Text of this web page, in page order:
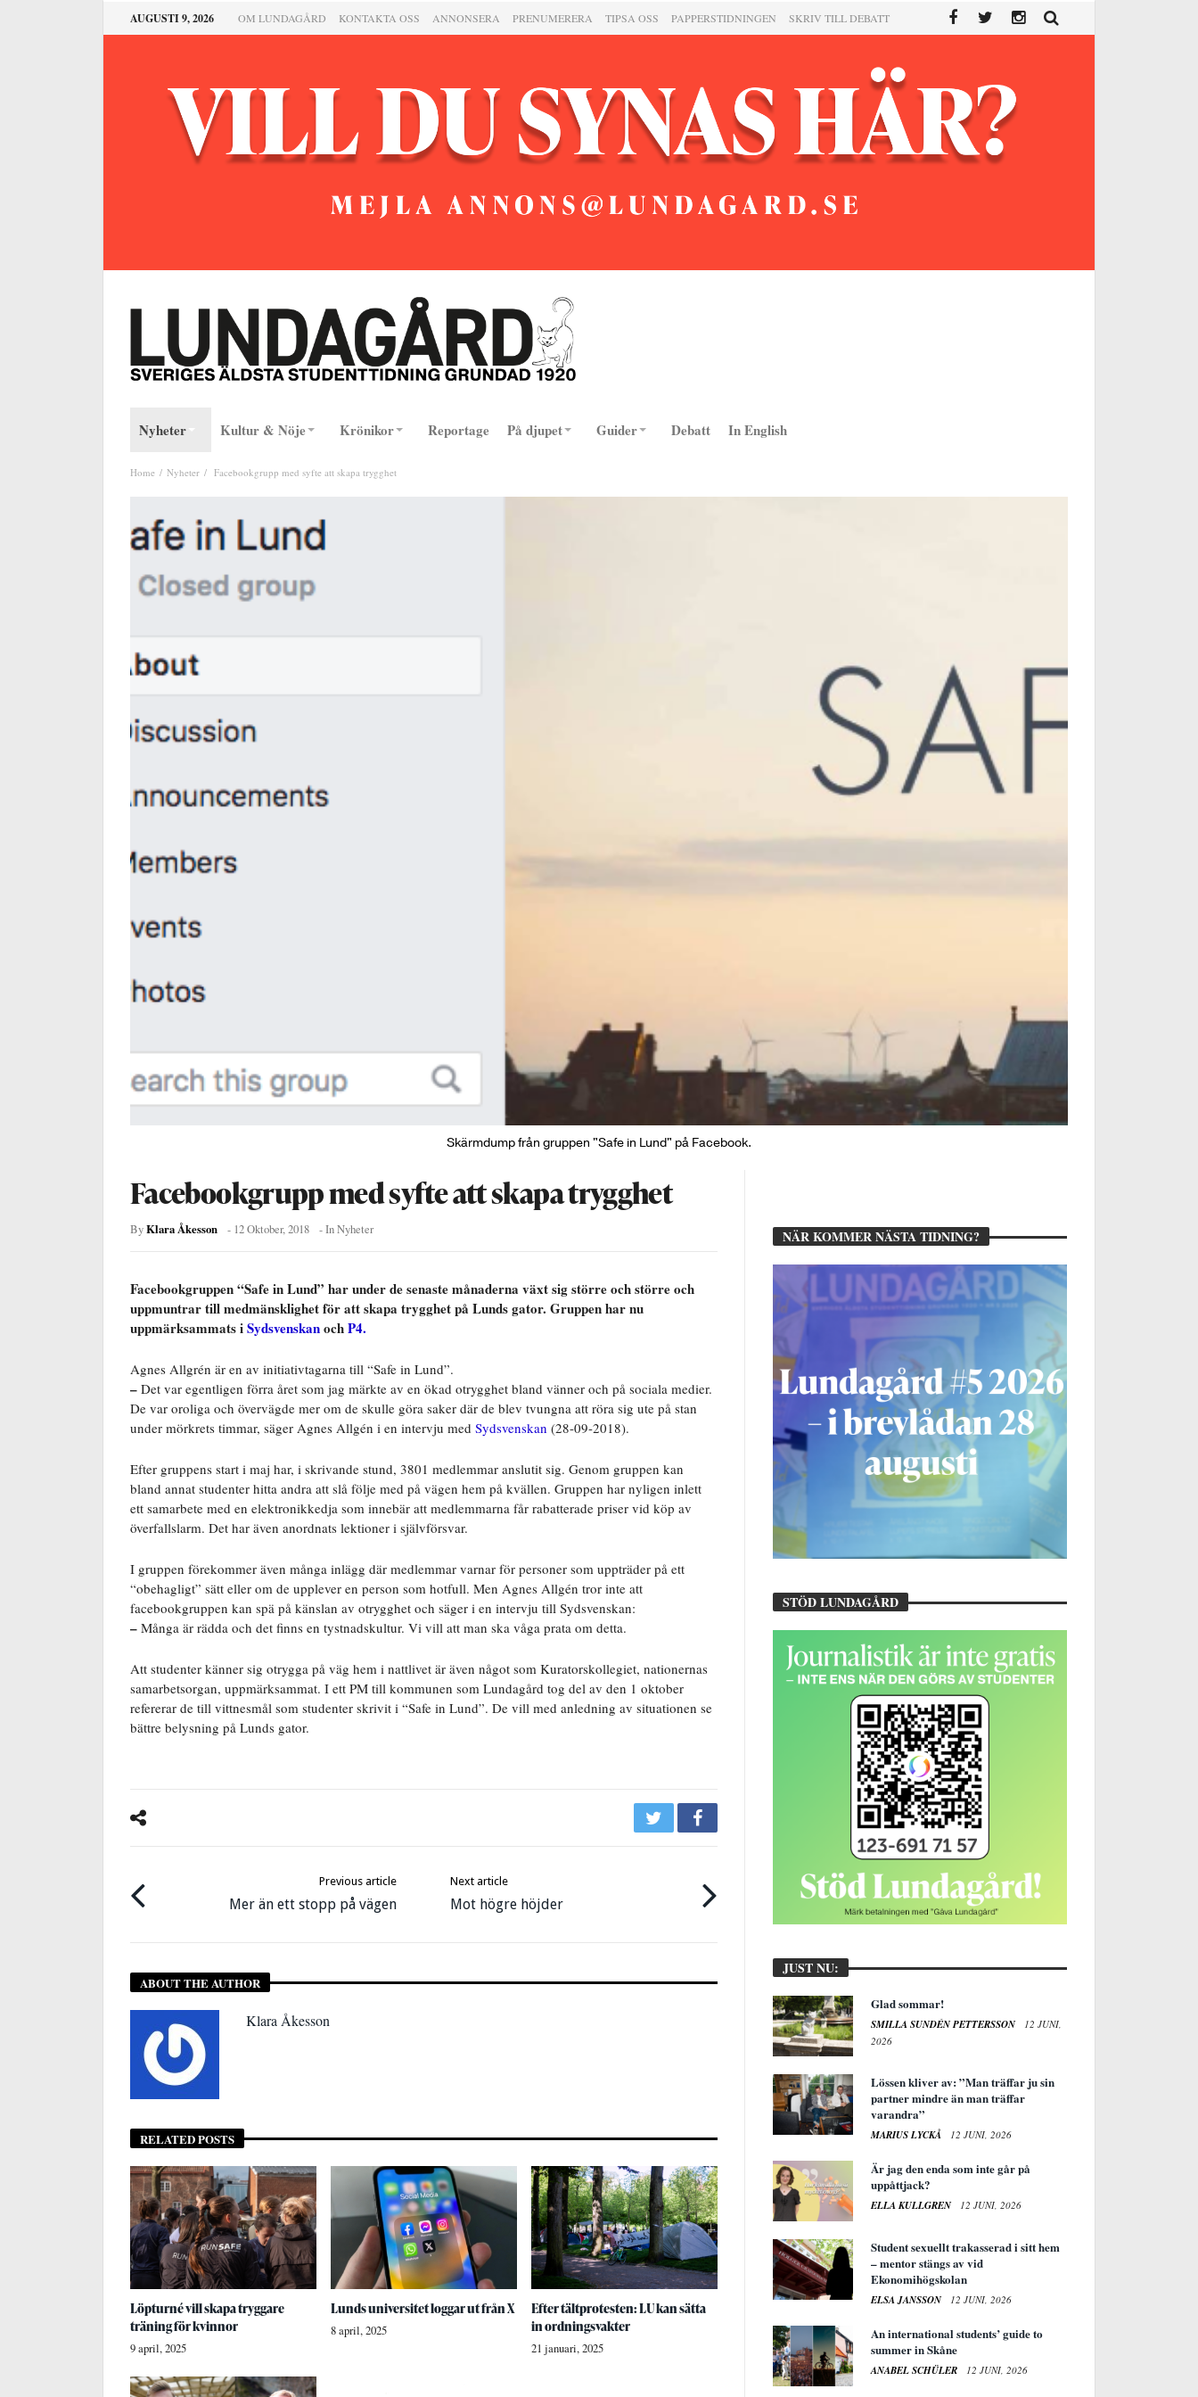
AUGUSTI 9, 2026 OM LUNDAGÅRD KONTAKTA OSS ANNONSERA PRENUMERERA TIPSA OSS PAPPERSTIDNINGEN SKRIV TILL DEBATT
Nyheter Kultur & Nöje Krönikor Reportage På djupet Guider Debatt In English
Home Nyheter Facebookgrupp med syfte att skapa trygghet
Skärmdump från gruppen "Safe in Lund" på Facebook.
Facebookgrupp med syfte att skapa trygghet
ByKlara Åkesson - 12 Oktober, 2018 - InNyheter
Facebookgruppen “Safe in Lund” har under de senaste månaderna växt sig större och större och
uppmuntrar till medmänsklighet för att skapa trygghet på Lunds gator. Gruppen har nu
uppmärksammats iSydsvenskanochP4.
Agnes Allgrén är en av initiativtagarna till “Safe in Lund”.
– Det var egentligen förra året som jag märkte av en ökad otrygghet bland vänner och på sociala medier.
De var oroliga och övervägde mer om de skulle göra saker där de blev tvungna att röra sig ute på stan
under mörkrets timmar, säger Agnes Allgén i en intervju med Sydsvenskan (28-09-2018).
Efter gruppens start i maj har, i skrivande stund, 3801 medlemmar anslutit sig. Genom gruppen kan
bland annat studenter hitta andra att slå följe med på vägen hem på kvällen. Gruppen har nyligen inlett
ett samarbete med en elektronikkedja som innebär att medlemmarna får rabatterade priser vid köp av
överfallslarm. Det har även anordnats lektioner i självförsvar.
I gruppen förekommer även många inlägg där medlemmar varnar för personer som uppträder på ett
“obehagligt” sätt eller om de upplever en person som hotfull. Men Agnes Allgén tror inte att
facebookgruppen kan spä på känslan av otrygghet och säger i en intervju till Sydsvenskan:
– Många är rädda och det finns en tystnadskultur. Vi vill att man ska våga prata om detta.
Att studenter känner sig otrygga på väg hem i nattlivet är även något som Kuratorskollegiet, nationernas
samarbetsorgan, uppmärksammat. I ett PM till kommunen som Lundagård tog del av den 1 oktober
refererar de till vittnesmål som studenter skrivit i “Safe in Lund”. De vill med anledning av situationen se
bättre belysning på Lunds gator.
Previous article
Mer än ett stopp på vägen
Next article
Mot högre höjder
ABOUT THE AUTHOR
Klara Åkesson
RELATED POSTS
Löpturné vill skapa tryggare
träning för kvinnor
9 april, 2025
Lunds universitet loggar ut från X
8 april, 2025
Efter tältprotesten: LU kan sätta
in ordningsvakter
21 januari, 2025
NÄR KOMMER NÄSTA TIDNING?
STÖD LUNDAGÅRD
JUST NU:
Glad sommar!
SMILLA SUNDÉN PETTERSSON
12 JUNI,
2026
Lössen kliver av: ”Man träffar ju sin
partner mindre än man träffar
varandra”
MARIUS LYCKÅ 12 JUNI, 2026
Är jag den enda som inte går på
uppåttjack?
ELLA KULLGREN 12 JUNI, 2026
Student sexuellt trakasserad i sitt hem
– mentor stängs av vid
Ekonomihögskolan
ELSA JANSSON 12 JUNI, 2026
An international students’ guide to
summer in Skåne
ANABEL SCHÜLER 12 JUNI, 2026